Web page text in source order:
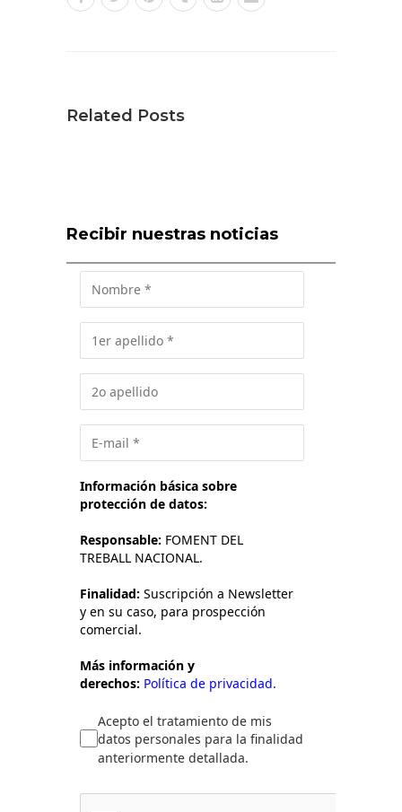
Related Posts
Recibir nuestras noticias
Información básica sobre
protección de datos:
Responsable: FOMENT DEL
TREBALL NACIONAL.
Finalidad: Suscripción a Newsletter
y en su caso, para prospección
comercial.
Más información y
derechos: Política de privacidad.
Acepto el tratamiento de mis
datos personales para la finalidad
anteriormente detallada.